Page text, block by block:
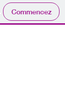
Commencez